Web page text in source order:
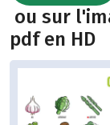
ou sur
pdf en HD